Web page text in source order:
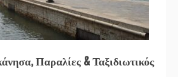
Παραλίες & Ταξιδιωτικός